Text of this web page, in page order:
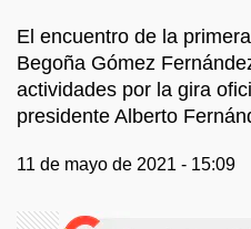
El encuentro de la
Begoña Gómez
actividades por la gira
presidente Alberto
11 de mayo de 2021 - 15:09